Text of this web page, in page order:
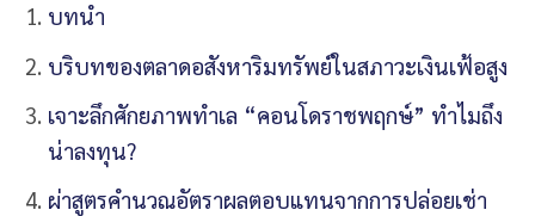
บทนำ
บริบทของตลาดอสังหาริมทรัพย์ในสภาวะเงินเฟ้อสูง
เจาะลึกศักยภาพทำเล “คอนโดราชพฤกษ์” ทำไมถึง
น่าลงทุน?
ผ่าสูตรคำนวณอัตราผลตอบแทนจากการปล่อยเช่า